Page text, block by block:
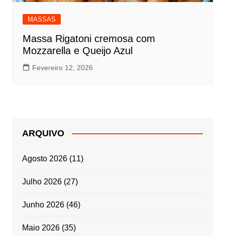
MASSAS
Massa Rigatoni cremosa com
Mozzarella e Queijo Azul
Fevereiro 12, 2026
ARQUIVO
Agosto 2026(11)
Julho 2026(27)
Junho 2026(46)
Maio 2026(35)